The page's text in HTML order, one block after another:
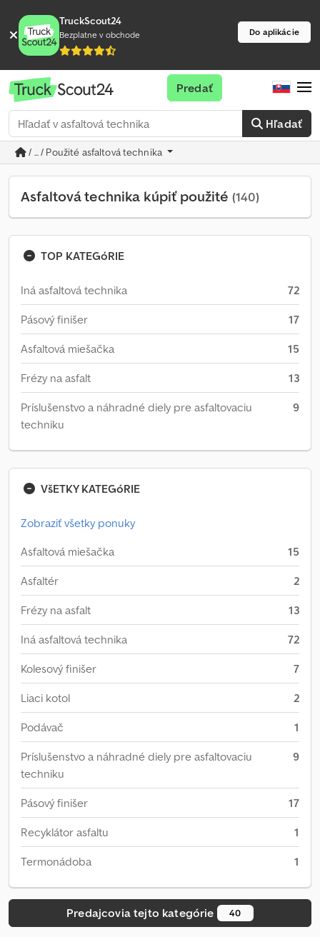
TruckScout24
Bezplatne v obchode Do aplikácie
Hľadať
Predať
/ ... / Použité asfaltová technika
Asfaltová technika kúpiť použité (140)
TOP KATEGóRIE
Iná asfaltová technika 72
Pásový finišer 17
Asfaltová miešačka 15
Frézy na asfalt 13
Príslušenstvo a náhradné diely pre asfaltovaciu
techniku
9
VšETKY KATEGóRIE
Zobraziť všetky ponuky
Asfaltová miešačka
15
Asfaltér 2
Frézy na asfalt 13
Iná asfaltová technika 72
Kolesový finišer 7
Liaci kotol 2
Podávač 1
Príslušenstvo a náhradné diely pre asfaltovaciu
techniku
9
Pásový finišer 17
Recyklátor asfaltu 1
Termonádoba 1
Predajcovia tejto kategórie 40